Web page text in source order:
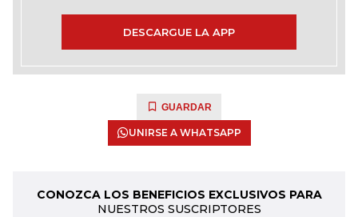
DESCARGUE LA APP
GUARDAR
UNIRSE A WHATSAPP
CONOZCA LOS BENEFICIOS EXCLUSIVOS PARA
NUESTROS SUSCRIPTORES